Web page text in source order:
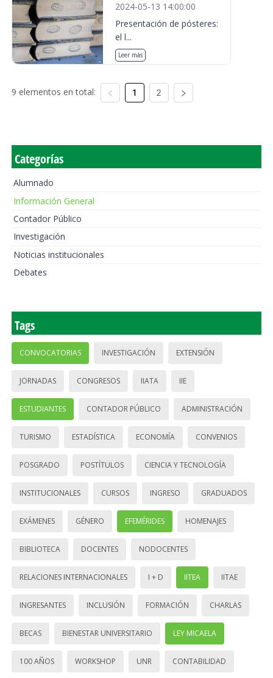
2024-05-13 14:00:00
Presentación de pósteres:
el l...
Leer más
9 elementos en total: 1 2
Categorías
Alumnado
Información General
Contador Público
Investigación
Noticias institucionales
Debates
Tags
CONVOCATORIAS INVESTIGACIÓN EXTENSIÓN
JORNADAS CONGRESOS IIATA IIE
ESTUDIANTES CONTADOR PÚBLICO ADMINISTRACIÓN
TURISMO ESTADÍSTICA ECONOMÍA CONVENIOS
POSGRADO POSTÍTULOS CIENCIA Y TECNOLOGÍA
INSTITUCIONALES CURSOS INGRESO GRADUADOS
EXÁMENES GÉNERO EFEMÉRIDES HOMENAJES
BIBLIOTECA DOCENTES NODOCENTES
RELACIONES INTERNACIONALES I + D IITEA IITAE
INGRESANTES INCLUSIÓN FORMACIÓN CHARLAS
BECAS BIENESTAR UNIVERSITARIO LEY MICAELA
100 AÑOS WORKSHOP UNR CONTABILIDAD